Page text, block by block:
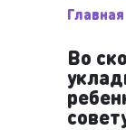
Главная
Во